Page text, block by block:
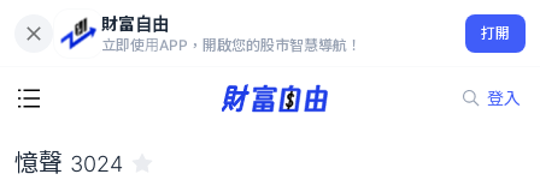
財富自由
立即使用APP，開啟您的股市智慧導航！
打開
登入
12.70
0.79%
憶聲 3024